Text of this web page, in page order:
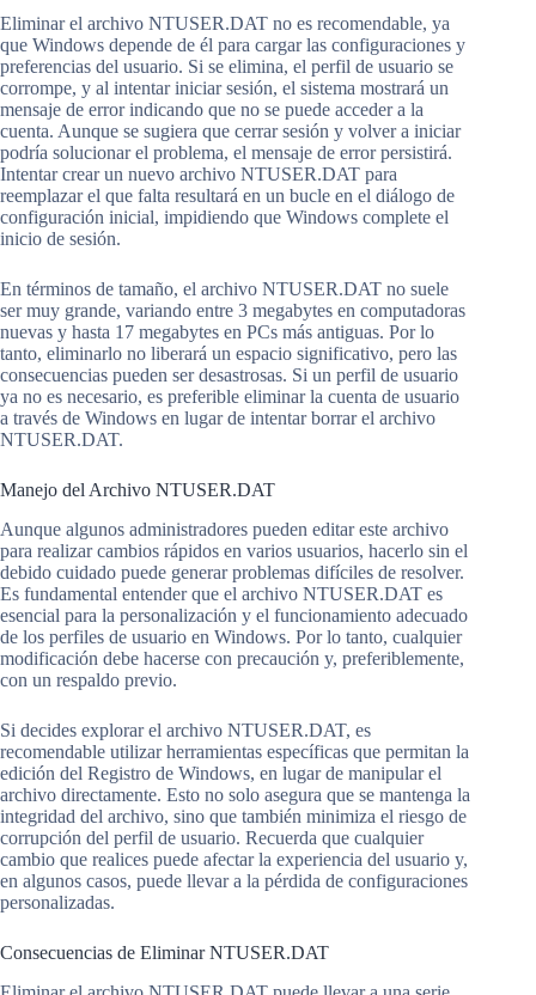
Eliminar el archivo NTUSER.DAT no es recomendable, ya
que Windows depende de él para cargar las configuraciones y
preferencias del usuario. Si se elimina, el perfil de usuario se
corrompe, y al intentar iniciar sesión, el sistema mostrará un
mensaje de error indicando que no se puede acceder a la
cuenta. Aunque se sugiera que cerrar sesión y volver a iniciar
podría solucionar el problema, el mensaje de error persistirá.
Intentar crear un nuevo archivo NTUSER.DAT para
reemplazar el que falta resultará en un bucle en el diálogo de
configuración inicial, impidiendo que Windows complete el
inicio de sesión.
En términos de tamaño, el archivo NTUSER.DAT no suele
ser muy grande, variando entre 3 megabytes en computadoras
nuevas y hasta 17 megabytes en PCs más antiguas. Por lo
tanto, eliminarlo no liberará un espacio significativo, pero las
consecuencias pueden ser desastrosas. Si un perfil de usuario
ya no es necesario, es preferible eliminar la cuenta de usuario
a través de Windows en lugar de intentar borrar el archivo
NTUSER.DAT.
Manejo del Archivo NTUSER.DAT
Aunque algunos administradores pueden editar este archivo
para realizar cambios rápidos en varios usuarios, hacerlo sin el
debido cuidado puede generar problemas difíciles de resolver.
Es fundamental entender que el archivo NTUSER.DAT es
esencial para la personalización y el funcionamiento adecuado
de los perfiles de usuario en Windows. Por lo tanto, cualquier
modificación debe hacerse con precaución y, preferiblemente,
con un respaldo previo.
Si decides explorar el archivo NTUSER.DAT, es
recomendable utilizar herramientas específicas que permitan la
edición del Registro de Windows, en lugar de manipular el
archivo directamente. Esto no solo asegura que se mantenga la
integridad del archivo, sino que también minimiza el riesgo de
corrupción del perfil de usuario. Recuerda que cualquier
cambio que realices puede afectar la experiencia del usuario y,
en algunos casos, puede llevar a la pérdida de configuraciones
personalizadas.
Consecuencias de Eliminar NTUSER.DAT